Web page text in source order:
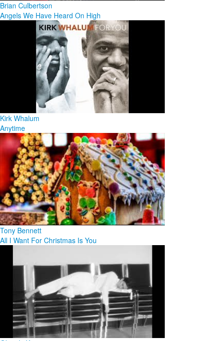
Brian Culbertson
Angels We Have Heard On High
Kirk Whalum
Anytime
Tony Bennett
All I Want For Christmas Is You